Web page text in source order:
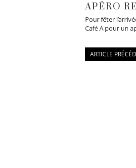
APÉRO
Pour fêter
Café A pour un
ARTICLE